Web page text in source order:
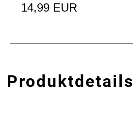
14,99 EUR
Produktdetails